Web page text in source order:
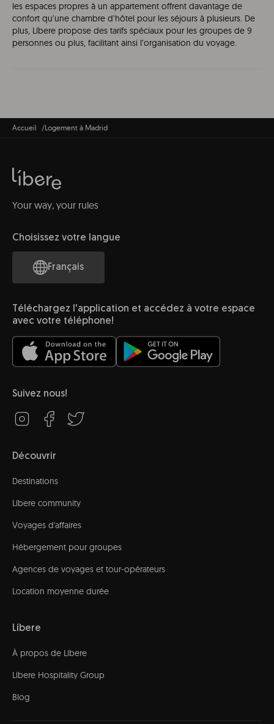
les espaces propres à un appartement offrent davantage de
confort qu’une chambre d’hôtel pour les séjours à plusieurs. De
plus, Líbere propose des tarifs spéciaux pour les groupes de 9
personnes ou plus, facilitant ainsi l’organisation du voyage.
Accueil Logement à Madrid
Your way, your rules
Choisissez votre langue
Français
Téléchargez l'application et accédez à votre espace
avec votre téléphone!
Suivez nous!
Découvrir
Destinations
Líbere community
Voyages d'affaires
Hébergement pour groupes
Agences de voyages et tour-opérateurs
Location moyenne durée
Líbere
À propos de Líbere
Líbere Hospitality Group
Blog